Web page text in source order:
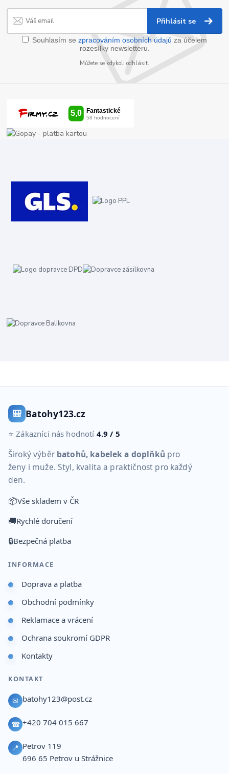
Přihlásit se
Souhlasím se zpracováním osobních údajů za účelem
rozesílky newsletteru.
Můžete se kdykoli odhlásit.
🎒 Batohy123.cz
⭐ Zákazníci nás hodnotí 4.9 / 5
Široký výběr batohů, kabelek a doplňků pro
ženy i muže. Styl, kvalita a praktičnost pro každý
den.
📦Vše skladem v ČR
🚚Rychlé doručení
🔒Bezpečná platba
INFORMACE
Doprava a platba
Obchodní podmínky
Reklamace a vrácení
Ochrana soukromí GDPR
Kontakty
KONTAKT
✉ batohy123@post.cz
☎ +420 704 015 667
📍 Petrov 119
696 65 Petrov u Strážnice